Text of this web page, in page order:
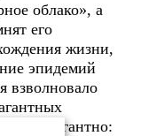
облако», а
его
жизни,
эпидемий
взволновало